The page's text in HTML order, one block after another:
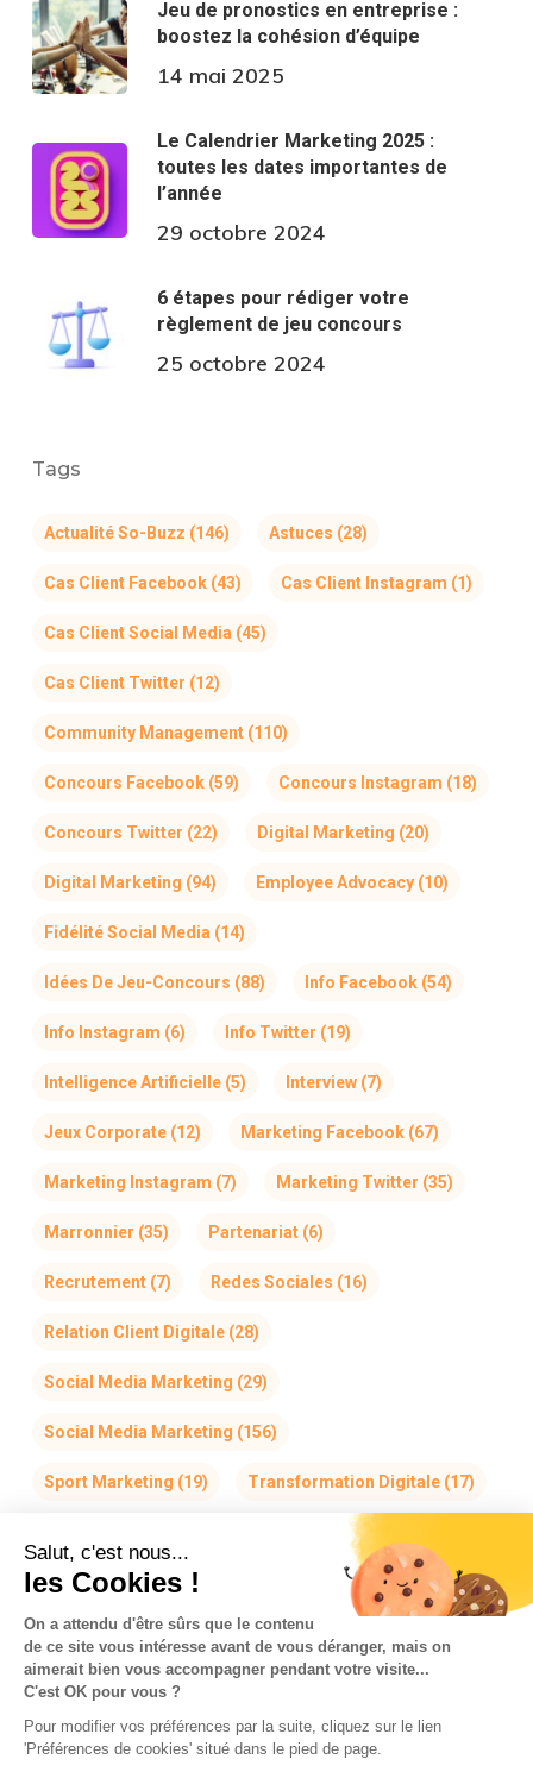
Salut, c'est nous...
les Cookies !
On a attendu d'être sûrs que le contenu
de ce site vous intéresse avant de vous déranger, mais on
aimerait bien vous accompagner pendant votre visite...
C'est OK pour vous ?
Pour modifier vos préférences par la suite, cliquez sur le lien
'Préférences de cookies' situé dans le pied de page.
Jeu de pronostics en entreprise :
boostez la cohésion d’équipe
14 mai 2025
Le Calendrier Marketing 2025 :
toutes les dates importantes de
l’année
29 octobre 2024
6 étapes pour rédiger votre
règlement de jeu concours
25 octobre 2024
Tags
Actualité So-Buzz (146) Astuces (28)
Cas Client Facebook(43) Cas Client Instagram (1)
Cas Client Social Media (45)
Cas Client Twitter (12)
Community Management(110)
Concours Facebook(59) Concours Instagram (18)
Concours Twitter (22) Digital Marketing (20)
Digital Marketing (94) Employee Advocacy(10)
Fidélité Social Media (14)
Idées De Jeu-Concours (88) Info Facebook(54)
Info Instagram (6) Info Twitter (19)
Intelligence Artificielle(5) Interview(7)
Jeux Corporate(12) Marketing Facebook(67)
Marketing Instagram (7) Marketing Twitter (35)
Marronnier (35) Partenariat(6)
Recrutement(7) Redes Sociales (16)
Relation Client Digitale(28)
Social Media Marketing (29)
Social Media Marketing (156)
Sport Marketing (19) Transformation Digitale(17)
La Team So-Buzz Jobs RSE
Mentions légales
CGU & Cookies